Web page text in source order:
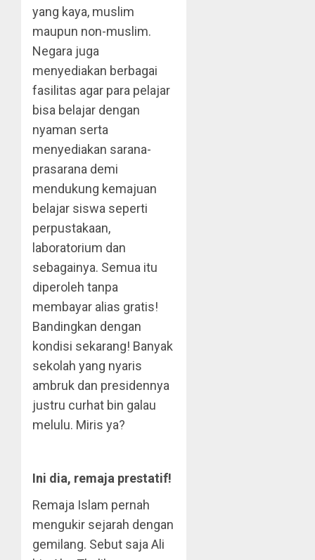
yang kaya, muslim
maupun non-muslim.
Negara juga
menyediakan berbagai
fasilitas agar para pelajar
bisa belajar dengan
nyaman serta
menyediakan sarana-
prasarana demi
mendukung kemajuan
belajar siswa seperti
perpustakaan,
laboratorium dan
sebagainya. Semua itu
diperoleh tanpa
membayar alias gratis!
Bandingkan dengan
kondisi sekarang! Banyak
sekolah yang nyaris
ambruk dan presidennya
justru curhat bin galau
melulu. Miris ya?
Ini dia, remaja prestatif!
Remaja Islam pernah
mengukir sejarah dengan
gemilang. Sebut saja Ali